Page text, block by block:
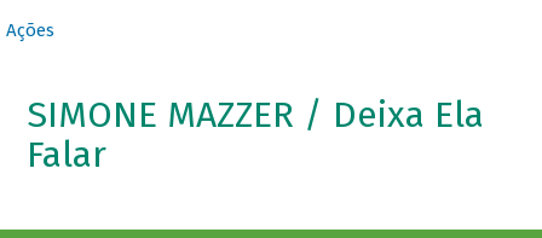
Ações
SIMONE MAZZER / Deixa Ela
Falar